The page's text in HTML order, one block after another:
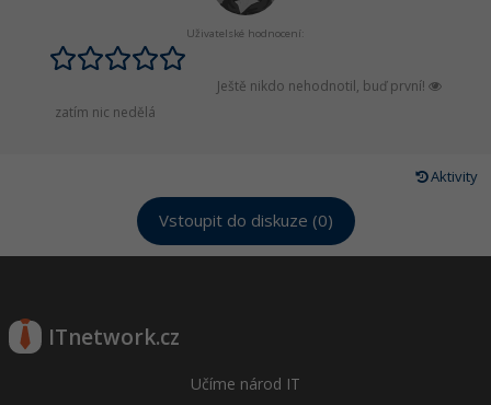
Uživatelské hodnocení:
Ještě nikdo nehodnotil, buď první!
zatím nic nedělá
Aktivity
Vstoupit do diskuze (0)
ITnetwork.cz
Učíme národ IT